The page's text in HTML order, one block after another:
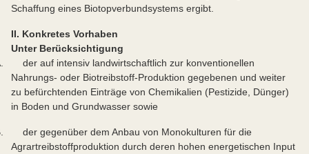
Schaffung eines Biotopverbundsystems ergibt.
II. Konkretes Vorhaben
Unter Berücksichtigung
der auf intensiv landwirtschaftlich zur konventionellen
Nahrungs- oder Biotreibstoff-Produktion gegebenen und weiter
zu befürchtenden Einträge von Chemikalien (Pestizide, Dünger)
in Boden und Grundwasser sowie
der gegenüber dem Anbau von Monokulturen für die
Agrartreibstoffproduktion durch deren hohen energetischen Input